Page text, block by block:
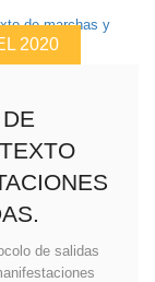
2020
de salidas